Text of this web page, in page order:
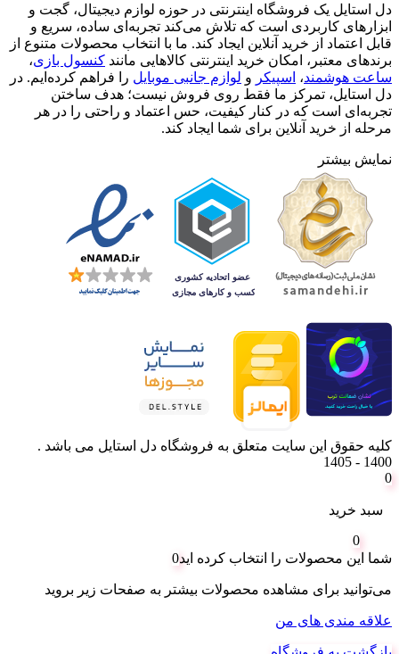
دل استایل یک فروشگاه اینترنتی در حوزه لوازم دیجیتال، گجت و
ابزارهای کاربردی است که تلاش می‌کند تجربه‌ای ساده، سریع و
قابل اعتماد از خرید آنلاین ایجاد کند. ما با انتخاب محصولات متنوع از
برندهای معتبر، امکان خرید اینترنتی کالاهایی مانند کنسول بازی،
ساعت هوشمند، اسپیکر و لوازم جانبی موبایل را فراهم کرده‌ایم. در
دل استایل، تمرکز ما فقط روی فروش نیست؛ هدف ساختن
تجربه‌ای است که در کنار کیفیت، حس اعتماد و راحتی را در هر
مرحله از خرید آنلاین برای شما ایجاد کند.
نمایش بیشتر
کلیه حقوق این سایت متعلق به فروشگاه دل استایل می باشد .
1400 - 1405
0
سبد خرید
0
شما این محصولات را انتخاب کرده اید0
می‌توانید برای مشاهده محصولات بیشتر به صفحات زیر بروید
علاقه مندی های من